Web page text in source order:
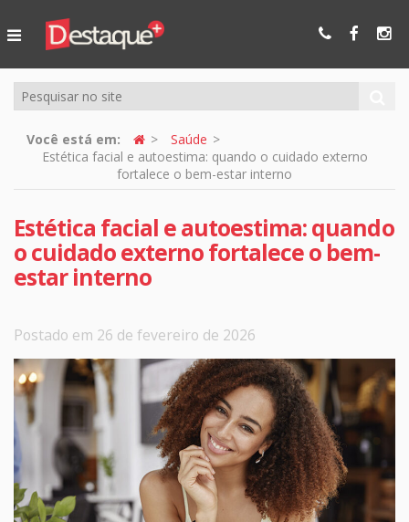
Online
Você está em:
Saúde
Estética facial e autoestima: quando o cuidado externo
fortalece o bem-estar interno
Estética facial e autoestima: quando
o cuidado externo fortalece o bem-
estar interno
Postado em 26 de fevereiro de 2026